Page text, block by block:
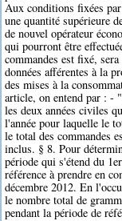
Aux conditions fixées
une quantité supérieure
de nouvel opérateur
qui pourront être
commandes est fixé,
données afférentes à la
des mises à la
article, on entend par : -
les deux années civiles
l'année pour laquelle le
le total des commandes
inclus. § 8. Pour
période qui s'étend du
référence à prendre en
décembre 2012. En
le nombre total de
pendant la période de